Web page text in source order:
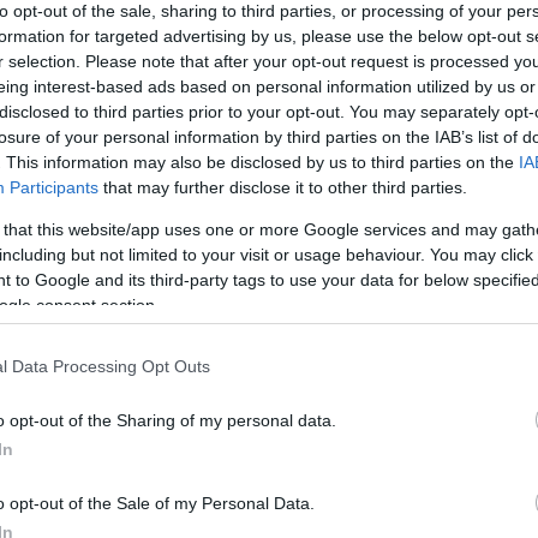
opt-out of the sale, sharing to third parties, or processing of your
for targeted advertising by us, please use the below opt-out
selection. Please note that after your opt-out request is processed
interest-based ads based on personal information utilized by us
to third parties prior to your opt-out. You may separately
of your personal information by third parties on the IAB’s list of
This information may also be disclosed by us to third parties on the
Participants that may further disclose it to other third parties.
that this website/app uses one or more Google services and may
but not limited to your visit or usage behaviour. You may
to Google and its third-party tags to use your data for below
consent section.
Data Processing Opt Outs
opt-out of the Sharing of my personal data.
opt-out of the Sale of my Personal Data.
possono applicare ai prodotti interessati
medio applicato al prodotto nel gennaio 2025.
1.000 generi alimentari di base, e si applica solo ai
fiorini nel 2023, quindi non interessa i negozi dei
il prezzo pagato al fornitore o, nel caso di
al consumo tasse escluse, e la differenza non
non possono permettere che i prodotti interessati
di quanto hanno venduto in media al giorno nel
proprio potrebbe non essere aumentata al di
quindi i rivenditori non possono compensare il
comportare sanzioni fino a 5 milioni di HUF
eccessivi del marchio del distributore potrebbero
HUF (4.940 EUR) Le autorità di tutela dei